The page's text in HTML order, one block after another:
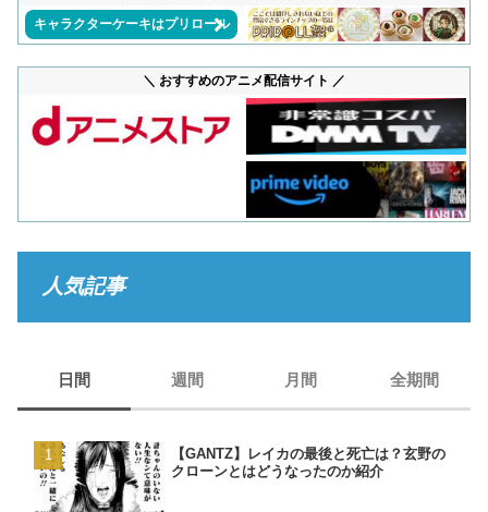
キャラクターケーキはプリロール
＼ おすすめのアニメ配信サイト ／
人気記事
日間
【GANTZ】レイカの最後と死亡は？玄野の
クローンとはどうなったのか紹介
週間
【GANTZ】レイカの最後と
クローンとはどうなったの
月間
【GANTZ】レイカの最後と
クローンとはどうなったの
全期間
【BORUTO】うずまきナル
現在のナルトは生きている